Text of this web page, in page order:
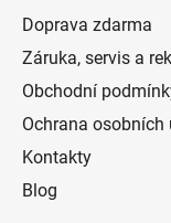
Doprava zdarma
Záruka, servis a
Obchodní
Ochrana osobních
Kontakty
Blog